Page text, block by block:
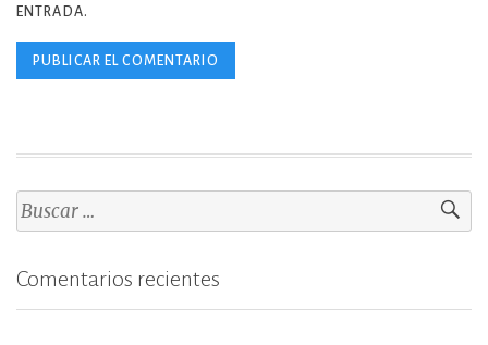
ENTRADA.
Buscar:
Comentarios recientes